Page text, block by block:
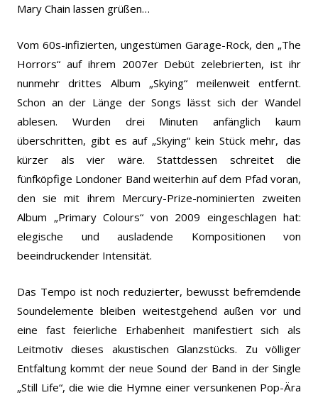
Mary Chain lassen grüßen…
Vom 60s-infizierten, ungestümen Garage-Rock, den „The
Horrors“ auf ihrem 2007er Debüt zelebrierten, ist ihr
nunmehr drittes Album „Skying“ meilenweit entfernt.
Schon an der Länge der Songs lässt sich der Wandel
ablesen. Wurden drei Minuten anfänglich kaum
überschritten, gibt es auf „Skying“ kein Stück mehr, das
kürzer als vier wäre. Stattdessen schreitet die
fünfköpfige Londoner Band weiterhin auf dem Pfad voran,
den sie mit ihrem Mercury-Prize-nominierten zweiten
Album „Primary Colours“ von 2009 eingeschlagen hat:
elegische und ausladende Kompositionen von
beeindruckender Intensität.
Das Tempo ist noch reduzierter, bewusst befremdende
Soundelemente bleiben weitestgehend außen vor und
eine fast feierliche Erhabenheit manifestiert sich als
Leitmotiv dieses akustischen Glanzstücks. Zu völliger
Entfaltung kommt der neue Sound der Band in der Single
„Still Life“, die wie die Hymne einer versunkenen Pop-Ära